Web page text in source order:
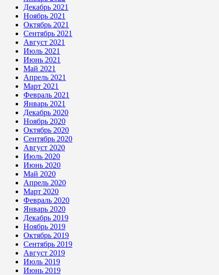
Декабрь 2021
Ноябрь 2021
Октябрь 2021
Сентябрь 2021
Август 2021
Июль 2021
Июнь 2021
Май 2021
Апрель 2021
Март 2021
Февраль 2021
Январь 2021
Декабрь 2020
Ноябрь 2020
Октябрь 2020
Сентябрь 2020
Август 2020
Июль 2020
Июнь 2020
Май 2020
Апрель 2020
Март 2020
Февраль 2020
Январь 2020
Декабрь 2019
Ноябрь 2019
Октябрь 2019
Сентябрь 2019
Август 2019
Июль 2019
Июнь 2019